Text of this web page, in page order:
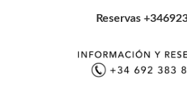
Reservas